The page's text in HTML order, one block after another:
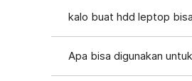
kalo buat hdd leptop
Apa bisa digunakan